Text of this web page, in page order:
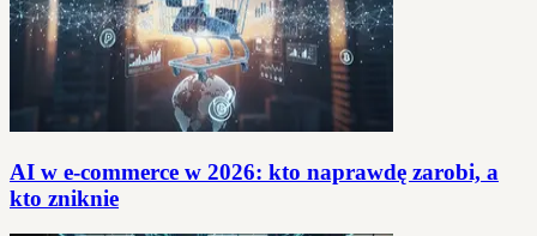
AI w e-commerce w 2026: kto naprawdę zarobi, a
kto zniknie